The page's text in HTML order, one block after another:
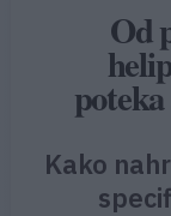
Od
Kako